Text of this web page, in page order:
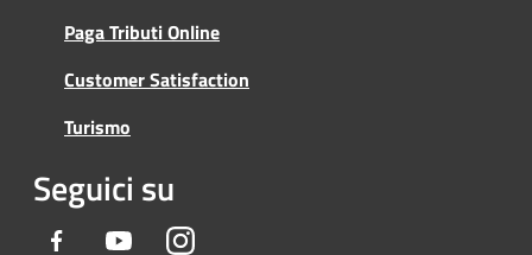
Paga Tributi Online
Customer Satisfaction
Turismo
Seguici su
Facebook YoutubeInstagram